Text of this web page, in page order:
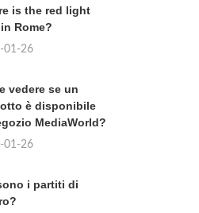
is the red light
Rome?
01-26
vedere se un
è disponibile
MediaWorld?
01-26
i partiti di